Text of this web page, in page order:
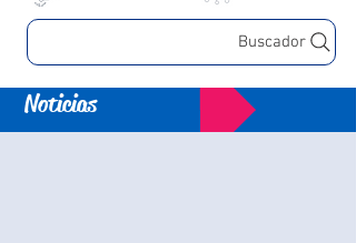
Buscador
Noticias